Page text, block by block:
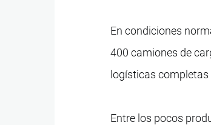
En condiciones
400 camiones de
logísticas completas
Entre los pocos